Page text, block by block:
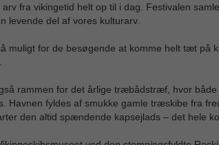
fra vikingetid helt op til i dag. Festivalen
levende del af vores kulturarv.
muligt for de besøgende at komme helt tæt på
rammen for det årlige træbådstræf, hvor
Havnen fyldes af smukke gamle træskibe fra
den altid spændende kapsejlads – det hele